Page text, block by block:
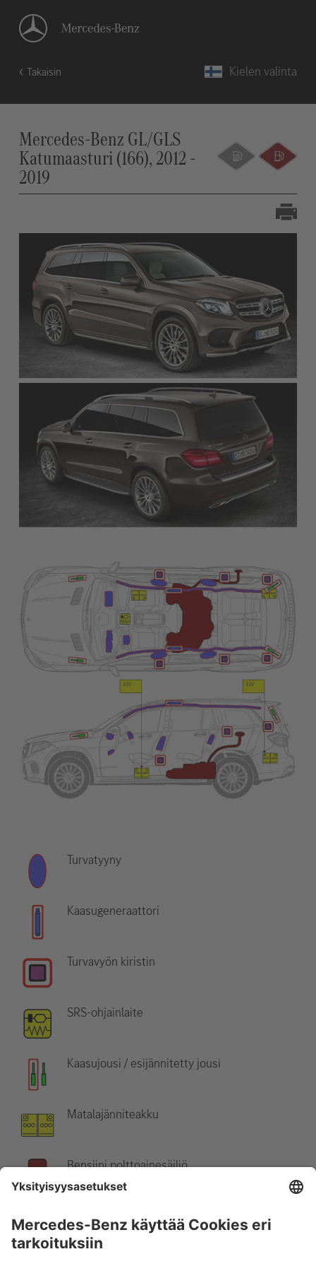
Takaisin Kielen valinta
Mercedes-Benz GL/GLS
Katumaasturi (166), 2012 -
2019
Turvatyyny
Kaasugeneraattori
Turvavyön kiristin
SRS-ohjainlaite
Kaasujousi / esijännitetty jousi
Matalajänniteakku
Bensiini polttoainesäiliö